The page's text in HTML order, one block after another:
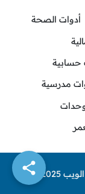
أدوات الصحة
حسابية
مدرسية
2025